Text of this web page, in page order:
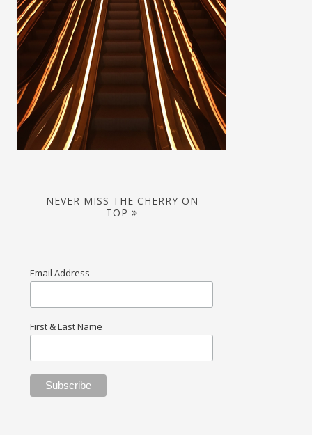
NEVER MISS THE CHERRY ON
TOP
Email Address
First & Last Name